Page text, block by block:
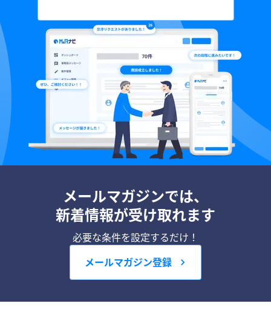
メールマガジンでは、
新着情報が受け取れます
必要な条件を設定するだけ！
メールマガジン登録